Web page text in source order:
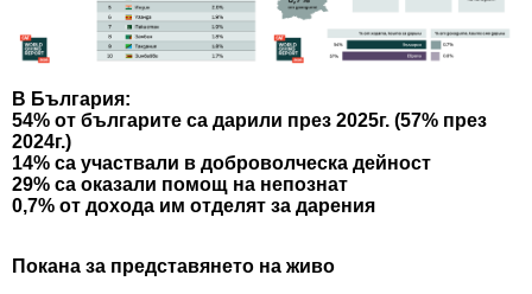
В България:
54% от българите са дарили през 2025г. (57% през
2024г.)
14% са участвали в доброволческа дейност
29% са оказали помощ на непознат
0,7% от дохода им отделят за дарения
Покана за представянето на живо